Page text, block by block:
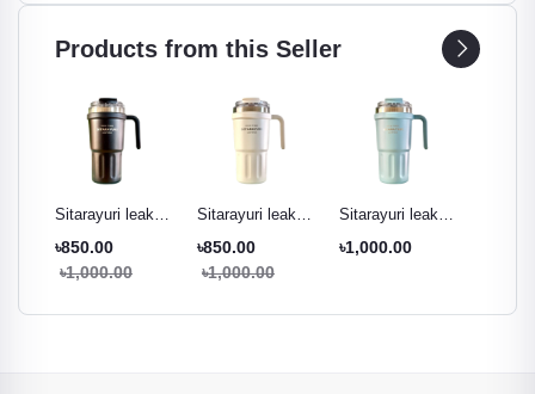
Products from this Seller
Sitarayuri leak
black - 600ml
৳850.00
৳1,000.00
Sitarayuri leak
cream white -
600ml
৳850.00
৳1,000.00
Sitarayuri leak
Pestal green -
৳1,000.00